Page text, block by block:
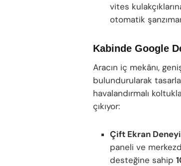
vites
otomatik
Kabinde Google
Aracın iç mekânı,
bulundurularak
havalandırmalı
çıkıyor:
Çift Ekran
paneli ve
desteğine sahip